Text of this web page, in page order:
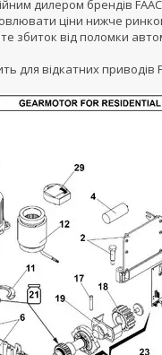
дилером брендів
ціни нижче
збиток від поломки
відкатних приводів